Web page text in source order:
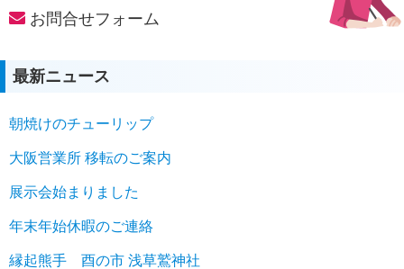
お問合せフォーム
最新ニュース
朝焼けのチューリップ
大阪営業所 移転のご案内
展示会始まりました
年末年始休暇のご連絡
縁起熊手 酉の市 浅草鷲神社